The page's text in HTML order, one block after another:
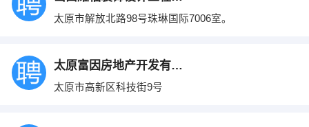
太原市解放北路98号珠琳国际7006室。
太原富因房地产开发有限公司
太原市高新区科技街9号